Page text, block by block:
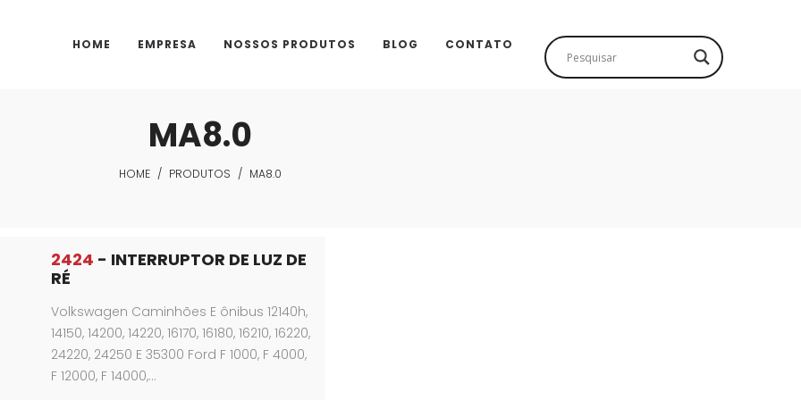
HOME EMPRESA NOSSOS PRODUTOS BLOG CONTATO
MA8.0
HOME / PRODUTOS / MA8.0
2424 - INTERRUPTOR DE LUZ DE
RÉ
Volkswagen Caminhões E ônibus 12140h,
14150, 14200, 14220, 16170, 16180, 16210, 16220,
24220, 24250 E 35300 Ford F 1000, F 4000,
F 12000, F 14000,…